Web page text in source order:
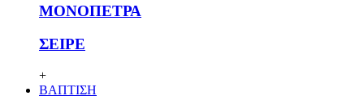
ΜΟΝΟΠΕΤΡΑ
ΣΕΙΡΕ
+
ΒΑΠΤΙΣΗ